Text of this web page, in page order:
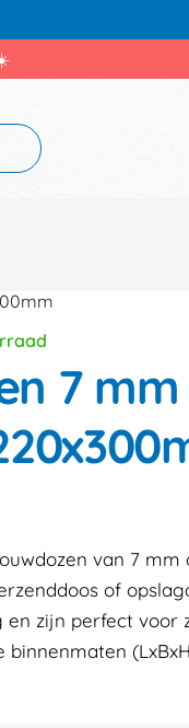
7
van 7
of
zijn perfect voor